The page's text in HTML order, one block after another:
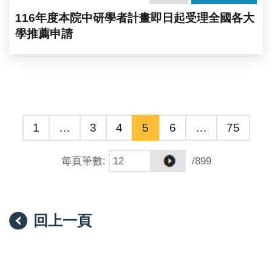
116年度本院中研學者計畫即日起受理全國各大
學推薦申請
1 … 3 4 5 6 … 75
每頁筆數: /899
回上一頁